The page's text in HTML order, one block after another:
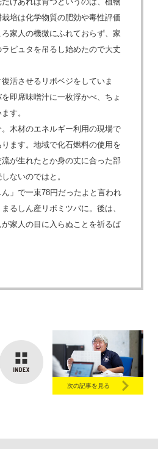
培は化学物質の肥効や毒性評価
家人の機微にふれておらず、家
ピュタを吊るし始めたので大丈
活させるリボベジをしていま
即席味噌汁に一枚浮かべ、ちょ
す。
木材のエネルギー利用の現場で
ます。地域で化石燃料の使用を
が生れたとか身の丈に合った部
ないのではと。
」で一束78円だったよと言われ
るしん産リボミツバに。後は、
家人の目に入らぬことを祈るば
次の記事を見る